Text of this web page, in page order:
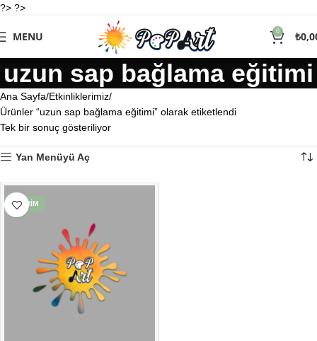
?> ?>
MENU 0 ₺
uzun sap bağlama eğitimi
Ana Sayfa Etkinliklerimiz
Ürünler “uzun sap bağlama eğitimi” olarak etiketlendi
Tek bir sonuç gösteriliyor
Yan Menüyü Aç
İNDIRIM